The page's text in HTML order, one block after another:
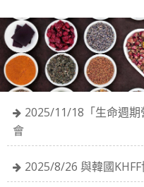
2025/11/18「生命週
會
2025/8/26 與韓國